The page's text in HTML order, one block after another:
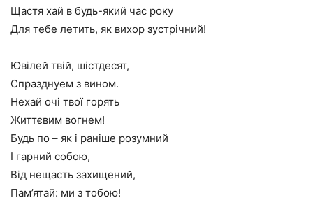
Щастя хай в будь-який час року
Для тебе летить, як вихор зустрічний!
Ювілей твій, шістдесят,
Спразднуем з вином.
Нехай очі твої горять
Життєвим вогнем!
Будь по – як і раніше розумний
І гарний собою,
Від нещасть захищений,
Пам’ятай: ми з тобою!